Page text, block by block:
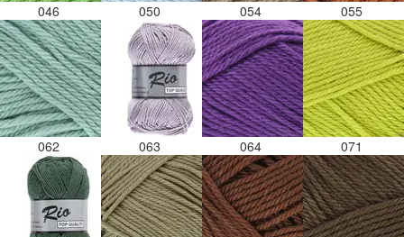
046 050 054 055
062 063 064 071